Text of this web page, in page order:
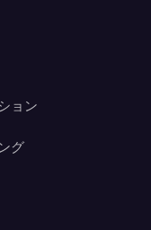
ョン
グ